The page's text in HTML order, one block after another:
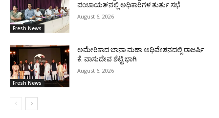
Fresh News
ಪಂಚಾಯತ್‌ನಲ್ಲಿ ಅಧಿಕಾರಿಗಳ ತುರ್ತು ಸಭೆ
August 6, 2026
Fresh News
ಅಮೇರಿಕಾದ ಬಾನಾ ಮಹಾ ಅಧಿವೇಶನದಲ್ಲಿ ರಾಜರ್ಷಿ
ಕೆ. ವಾಸುದೇವ ಶೆಟ್ಟಿ ಭಾಗಿ
August 6, 2026